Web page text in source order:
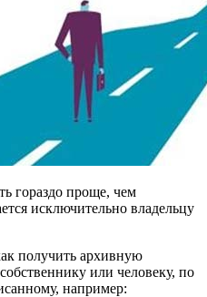
гораздо проще, чем
исключительно владельцу
получить архивную
или человеку, по
например: